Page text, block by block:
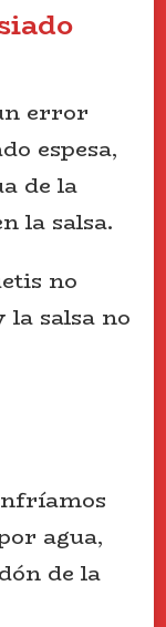
error
espesa,
de la
la salsa.
no
salsa no
agua,
de la